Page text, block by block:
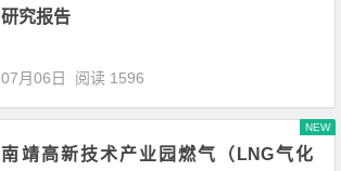
研究报告
07月06日 阅读 1596
南靖高新技术产业园燃气（LNG气化
NEW